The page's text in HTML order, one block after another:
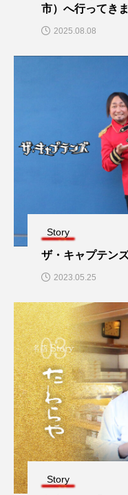
市）へ行ってきま
2025.08.08
Story
ザ・キャプテン
2023.05.25
Story